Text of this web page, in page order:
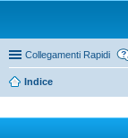
Collegamenti Rapidi
Indice